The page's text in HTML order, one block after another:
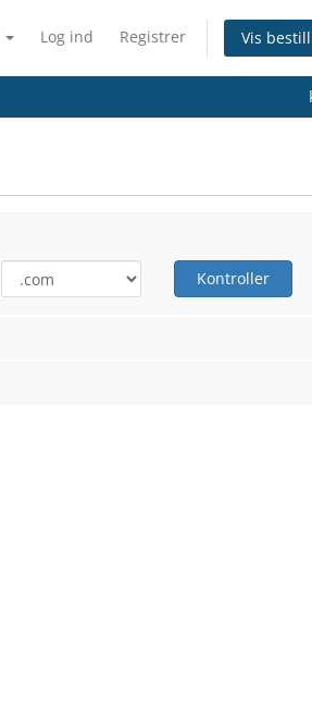
Log ind Registrer Vis
Kontroller